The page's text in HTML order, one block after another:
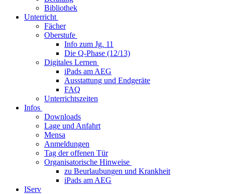
Bibliothek
Unterricht
Fächer
Oberstufe
Info zum Jg. 11
Die Q-Phase (12/13)
Digitales Lernen
iPads am AEG
Ausstattung und Endgeräte
FAQ
Unterrichtszeiten
Infos
Downloads
Lage und Anfahrt
Mensa
Anmeldungen
Tag der offenen Tür
Organisatorische Hinweise
zu Beurlaubungen und Krankheit
iPads am AEG
IServ